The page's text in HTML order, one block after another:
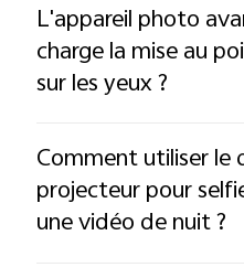
L'appareil photo
charge la mise au
sur les yeux ?
Comment utiliser le
projecteur pour
une vidéo de nuit ?